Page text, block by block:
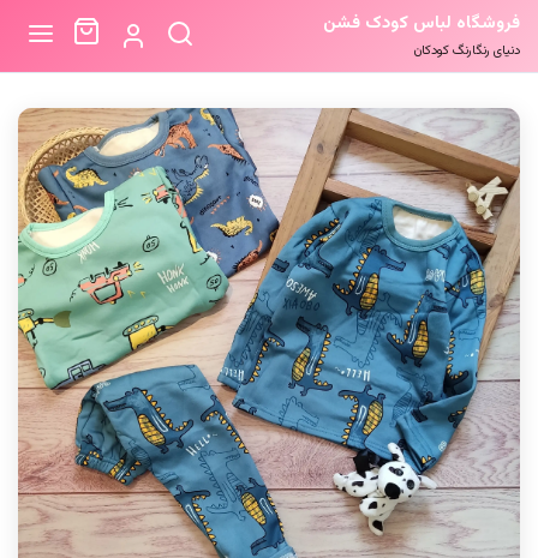
فروشگاه لباس کودک فشن
دنیای رنگارنگ کودکان